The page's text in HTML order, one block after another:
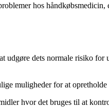
hos
udgøre dets normale risiko
muligheder for at
hvor det bruges til at